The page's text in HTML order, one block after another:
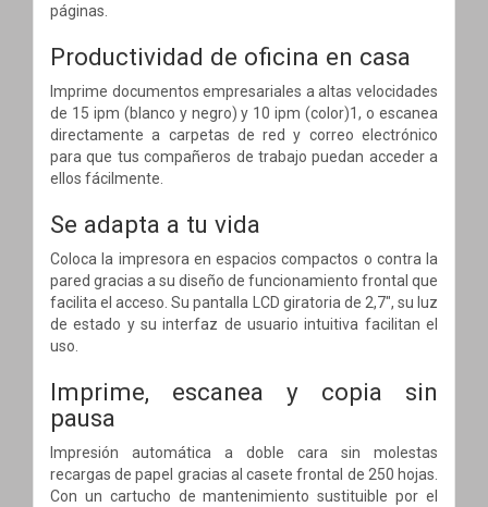
páginas.
Productividad de oficina en casa
Imprime documentos empresariales a altas velocidades
de 15 ipm (blanco y negro) y 10 ipm (color)1, o escanea
directamente a carpetas de red y correo electrónico
para que tus compañeros de trabajo puedan acceder a
ellos fácilmente.
Se adapta a tu vida
Coloca la impresora en espacios compactos o contra la
pared gracias a su diseño de funcionamiento frontal que
facilita el acceso. Su pantalla LCD giratoria de 2,7", su luz
de estado y su interfaz de usuario intuitiva facilitan el
uso.
Imprime, escanea y copia sin
pausa
Impresión automática a doble cara sin molestas
recargas de papel gracias al casete frontal de 250 hojas.
Con un cartucho de mantenimiento sustituible por el